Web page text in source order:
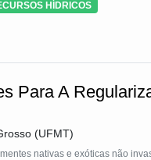
se tornem uma floresta. Além
específicas para empregos
autoestima e autoconfiança dos
Florestais nos Presídios"
ambiental e a
HÍDRICOS
Para A
(UFMT)
nativas e exóticas não